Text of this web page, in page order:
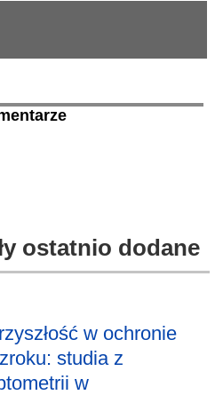
ostatnio dodane
w ochronie
studia z
w